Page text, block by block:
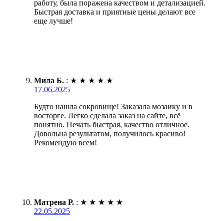
работу, была поражена качеством и детализацией.
Быстрая доставка и приятные цены делают все
еще лучше!
Мила Б. : ★ ★ ★ ★ ★
17.06.2025
Будто нашла сокровище! Заказала мозаику и в
восторге. Легко сделала заказ на сайте, всё
понятно. Печать быстрая, качество отличное.
Довольна результатом, получилось красиво!
Рекомендую всем!
Матрена Р. : ★ ★ ★ ★ ★
22.05.2025